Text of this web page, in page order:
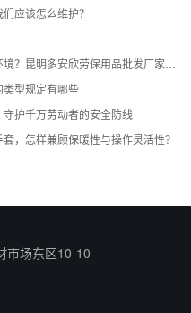
应该怎么维护？
型规定有哪些
护千万劳动者的安全防线
，怎样兼顾保暖性与操作灵活性？
市场东区10-10